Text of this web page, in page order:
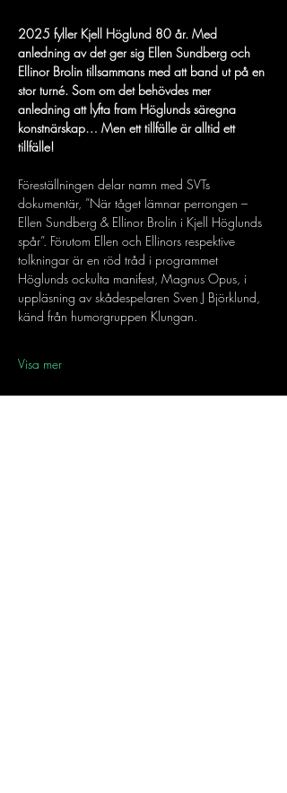
2025 fyller Kjell Höglund 80 år. Med
anledning av det ger sig Ellen Sundberg och
Ellinor Brolin tillsammans med att band ut på en
stor turné. Som om det behövdes mer
anledning att lyfta fram Höglunds säregna
konstnärskap… Men ett tillfälle är alltid ett
tillfälle!
Föreställningen delar namn med SVTs
dokumentär, ”När tåget lämnar perrongen –
Ellen Sundberg & Ellinor Brolin i Kjell Höglunds
spår”. Förutom Ellen och Ellinors respektive
tolkningar är en röd tråd i programmet
Höglunds ockulta manifest, Magnus Opus, i
uppläsning av skådespelaren Sven J Björklund,
känd från humorgruppen Klungan.
Visa mer